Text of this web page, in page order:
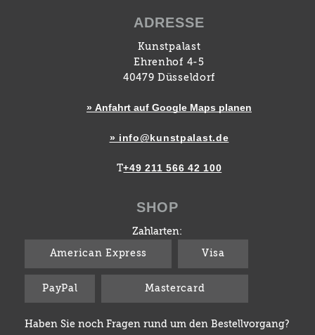
ADRESSE
Kunstpalast
Ehrenhof 4-5
40479 Düsseldorf
» Anfahrt auf Google Maps planen
» info@kunstpalast.de
T+49 211 566 42 100
SHOP
Zahlarten:
American Express Visa
PayPal Mastercard
Haben Sie noch Fragen rund um den Bestellvorgang?